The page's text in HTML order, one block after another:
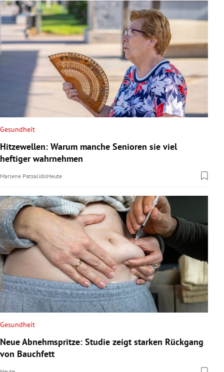
Gesundheit
Hitzewellen: Warum manche Senioren sie viel
heftiger wahrnehmen
Marlene PatsalidisHeute
Gesundheit
Neue Abnehmspritze: Studie zeigt starken Rückgang
von Bauchfett